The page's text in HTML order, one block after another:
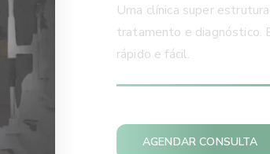
Uma clínica super
tratamento e diagnóstico.
rápido e fácil.
AGENDAR CONSULTA